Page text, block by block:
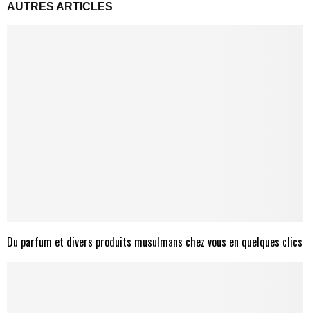
AUTRES ARTICLES
Du parfum et divers produits musulmans chez vous en quelques clics